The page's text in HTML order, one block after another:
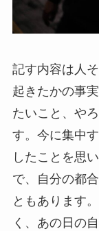
記す内容は人
起きたかの事
たいこと、や
す。今に集中
したことを思
で、自分の都
ともあります
く、あの日の